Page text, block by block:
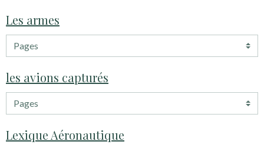
Les armes
les avions capturés
Lexique Aéronautique